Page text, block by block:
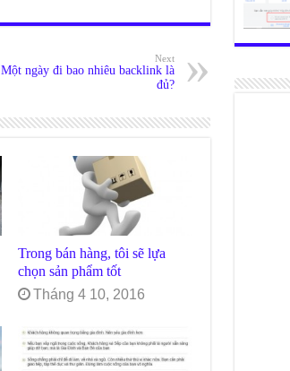
Next
Một ngày đi bao nhiêu backlink là
đủ?
Trong bán hàng, tôi sẽ lựa
chọn sản phẩm tốt
Tháng 4 10, 2016